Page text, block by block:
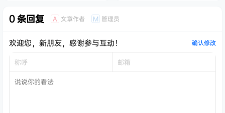
0 条回复 A 文章作者 M 管理员
欢迎您，新朋友，感谢参与互动！ 确认修改